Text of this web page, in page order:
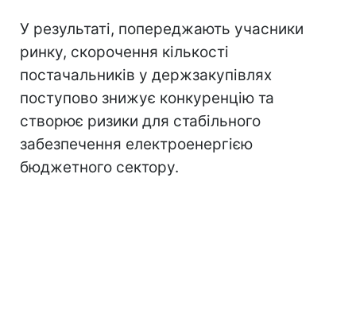
У результаті, попереджають учасники
ринку, скорочення кількості
постачальників у держзакупівлях
поступово знижує конкуренцію та
створює ризики для стабільного
забезпечення електроенергією
бюджетного сектору.